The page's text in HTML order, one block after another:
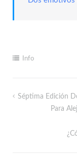
Info
Séptima Edición
Para